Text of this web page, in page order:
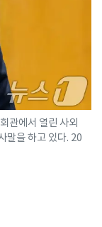
관에서 열린 사외
말을 하고 있다. 20